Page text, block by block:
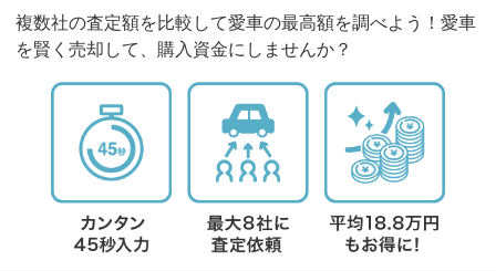
複数社の査定額を比較して愛車の最高額を調べよう！愛車
を賢く売却して、購入資金にしませんか？